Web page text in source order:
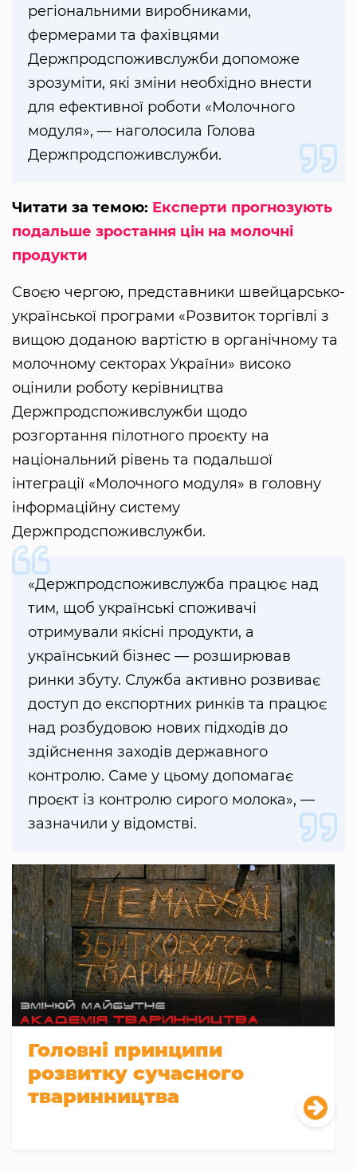
регіональними виробниками,
фермерами та фахівцями
Держпродспоживслужби допоможе
зрозуміти, які зміни необхідно внести
для ефективної роботи «Молочного
модуля», — наголосила Голова
Держпродспоживслужби.
Читати за темою: Експерти прогнозують
подальше зростання цін на молочні
продукти
Своєю чергою, представники швейцарсько-
української програми «Розвиток торгівлі з
вищою доданою вартістю в органічному та
молочному секторах України» високо
оцінили роботу керівництва
Держпродспоживслужби щодо
розгортання пілотного проєкту на
національний рівень та подальшої
інтеграції «Молочного модуля» в головну
інформаційну систему
Держпродспоживслужби.
«Держпродспоживслужба працює над
тим, щоб українські споживачі
отримували якісні продукти, а
український бізнес — розширював
ринки збуту. Служба активно розвиває
доступ до експортних ринків та працює
над розбудовою нових підходів до
здійснення заходів державного
контролю. Саме у цьому допомагає
проєкт із контролю сирого молока», —
зазначили у відомстві.
Головні принципи
розвитку сучасного
тваринництва